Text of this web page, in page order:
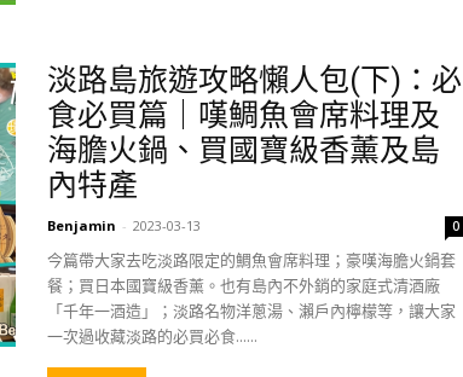
淡路島旅遊攻略懶人包(下)：必
食必買篇｜嘆鯛魚會席料理及
海膽火鍋、買國寶級香薰及島
內特產
Benjamin - 2023-03-13 0
今篇帶大家去吃淡路限定的鯛魚會席料理；豪嘆海膽火鍋套
餐；買日本國寶級香薰。也有島內不外銷的家庭式清酒廠
「千年一酒造」；淡路名物洋蔥湯、瀨戶內檸檬等，讓大家
一次過收藏淡路的必買必食......